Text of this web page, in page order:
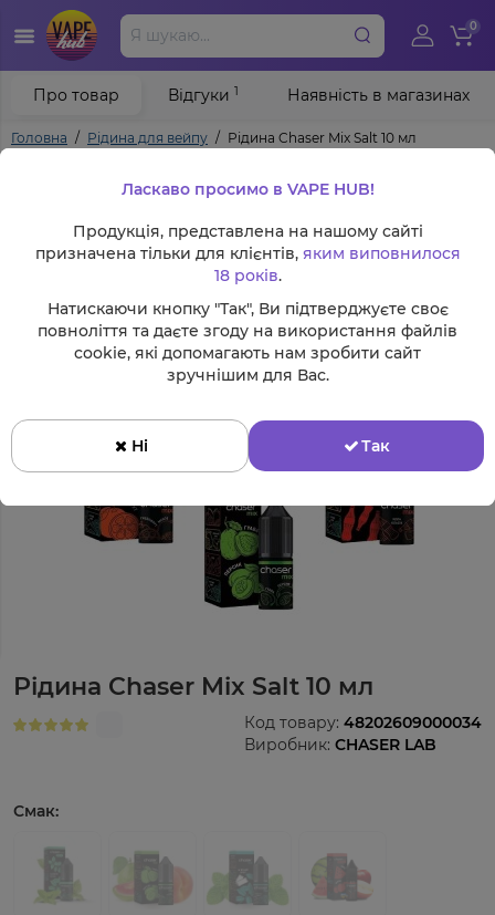
0
Головна Рідина для вейпу Рідина Chaser Mix Salt 10 мл
Рідина Chaser Mix Salt 10 мл
Виробник: CHASER LAB
Код товару: 48202609000034
Смак:
Про товар Відгуки 1 Наявність в магазинах
Ласкаво просимо в VAPE HUB!
Продукція, представлена на нашому сайті
призначена тільки для клієнтів, яким виповнилося
18 років.
Натискаючи кнопку "Так", Ви підтверджуєте своє
повноліття та даєте згоду на використання файлів
cookie, які допомагають нам зробити сайт
зручнішим для Вас.
Ні Так